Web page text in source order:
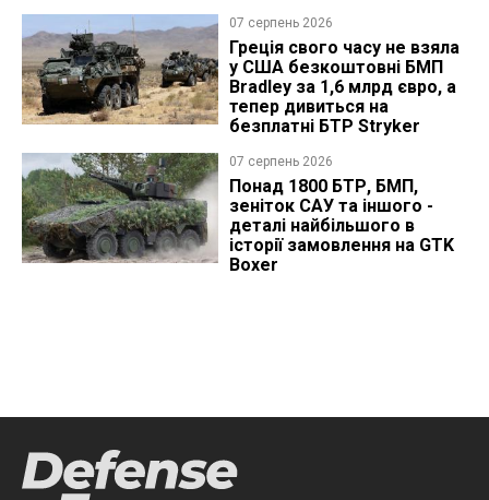
07 серпень 2026
Греція свого часу не взяла
у США безкоштовні БМП
Bradley за 1,6 млрд євро, а
тепер дивиться на
безплатні БТР Stryker
07 серпень 2026
Понад 1800 БТР, БМП,
зеніток САУ та іншого -
деталі найбільшого в
історії замовлення на GTK
Boxer